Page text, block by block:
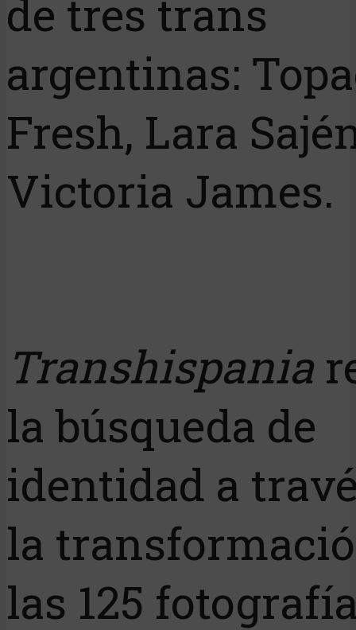
de tres trans
argentinas:
Fresh, Lara
Victoria James.
Transhispania
la búsqueda de
identidad a
la
las 125